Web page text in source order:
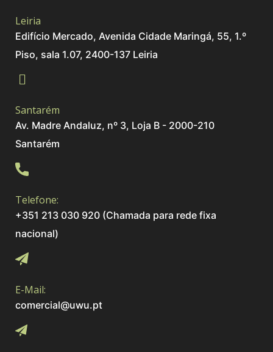
Leiria
Edifício Mercado, Avenida Cidade Maringá, 55, 1.º
Piso, sala 1.07, 2400-137 Leiria
Santarém
Av. Madre Andaluz, nº 3, Loja B - 2000-210
Santarém
Telefone:
+351 213 030 920 (Chamada para rede fixa
nacional)
E-Mail:
comercial@uwu.pt